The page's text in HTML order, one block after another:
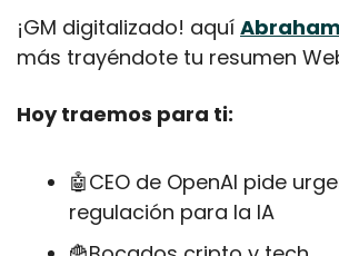
¡GM digitalizado! aquí
más trayéndote tu resumen
Hoy traemos para ti:
🤖CEO de OpenAI pide
regulación para la IA